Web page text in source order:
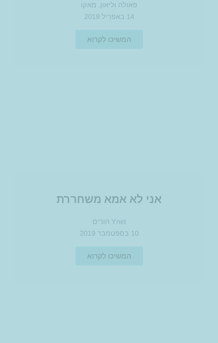
פאולה וליאון, מאקו
14 באפריל 2019
המשיכו לקרוא
אני לא אמא משחררת
Ynet הורים
10 בספטמבר 2019
המשיכו לקרוא